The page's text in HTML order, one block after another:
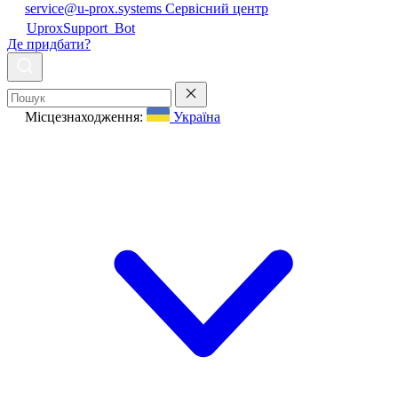
service@u-prox.systems Сервісний центр
UproxSupport_Bot
Де придбати?
Місцезнаходження: Україна